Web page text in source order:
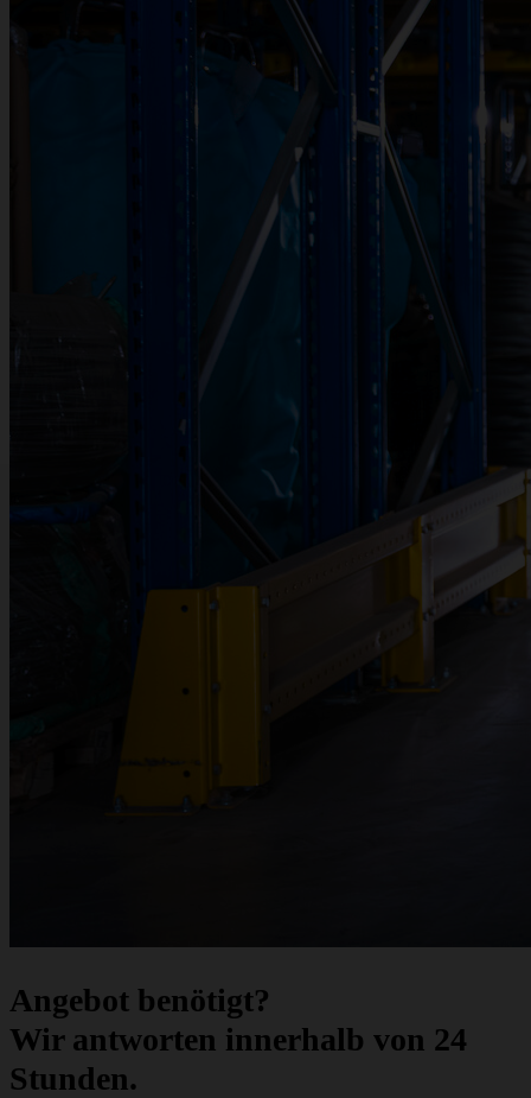
Angebot benötigt?
Wir antworten innerhalb von 24
Stunden.